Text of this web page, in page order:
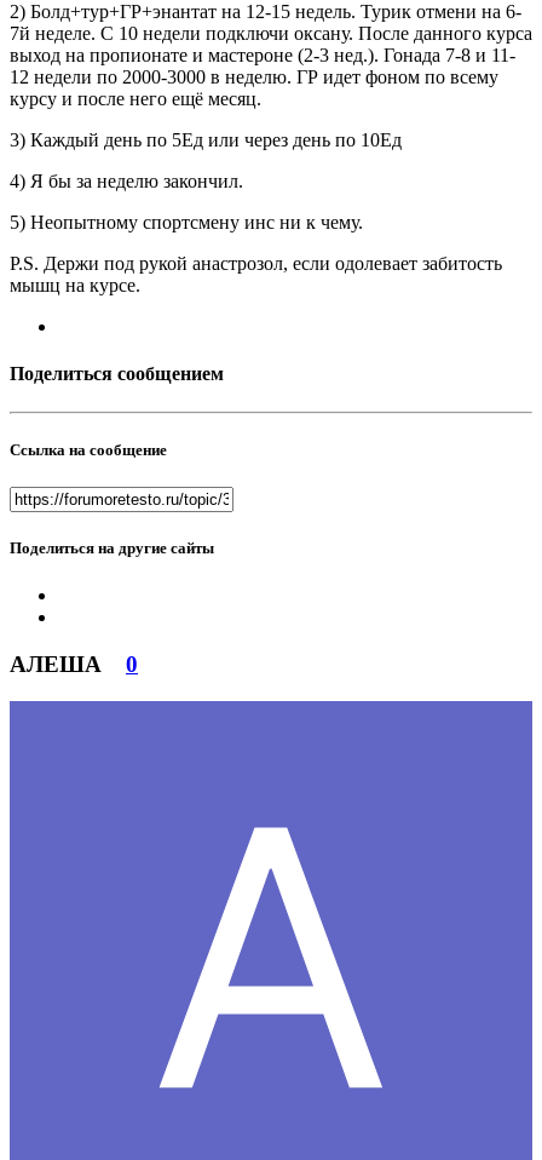
2) Болд+тур+ГР+энантат на 12-15 недель. Турик отмени на 6-
7й неделе. С 10 недели подключи оксану. После данного курса
выход на пропионате и мастероне (2-3 нед.). Гонада 7-8 и 11-
12 недели по 2000-3000 в неделю. ГР идет фоном по всему
курсу и после него ещё месяц.
3) Каждый день по 5Ед или через день по 10Ед
4) Я бы за неделю закончил.
5) Неопытному спортсмену инс ни к чему.
P.S. Держи под рукой анастрозол, если одолевает забитость
мышц на курсе.
Поделиться сообщением
Ссылка на сообщение
Поделиться на другие сайты
АЛЕША 0